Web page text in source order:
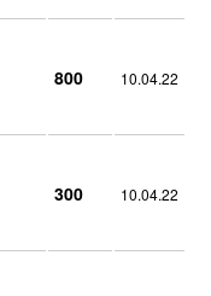
800 10.04.22
300 10.04.22